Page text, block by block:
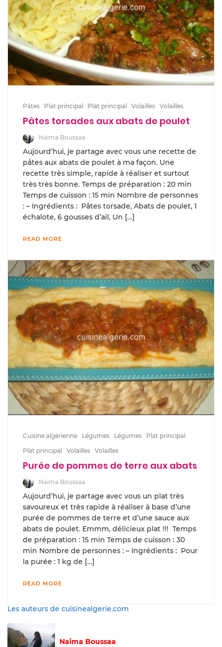
Pâtes Plat principal Plat principal Volailles Volailles
Pâtes torsades aux abats de poulet
Naima Boussaa
Aujourd’hui, je partage avec vous une recette de
pâtes aux abats de poulet à ma façon. Une
recette très simple, rapide à réaliser et surtout
très très bonne. Temps de préparation : 20 min
Temps de cuisson : 15 min Nombre de personnes
: – Ingrédients : Pâtes torsade, Abats de poulet, 1
échalote, 6 gousses d’ail, Un […]
READ MORE
Cuisine algérienne Légumes Légumes
Plat principal
Plat principal
Volailles Volailles
Purée de pommes de terre aux abats
Naima Boussaa
Aujourd’hui, je partage avec vous un plat très
savoureux et très rapide à réaliser à base d’une
purée de pommes de terre et d’une sauce aux
abats de poulet. Emmm, délicieux plat !!! Temps
de préparation : 15 min Temps de cuisson : 30
min Nombre de personnes : – Ingrédients : Pour
la purée : 1 kg de […]
READ MORE
Les auteurs de cuisinealgerie.com
Naima Boussaa